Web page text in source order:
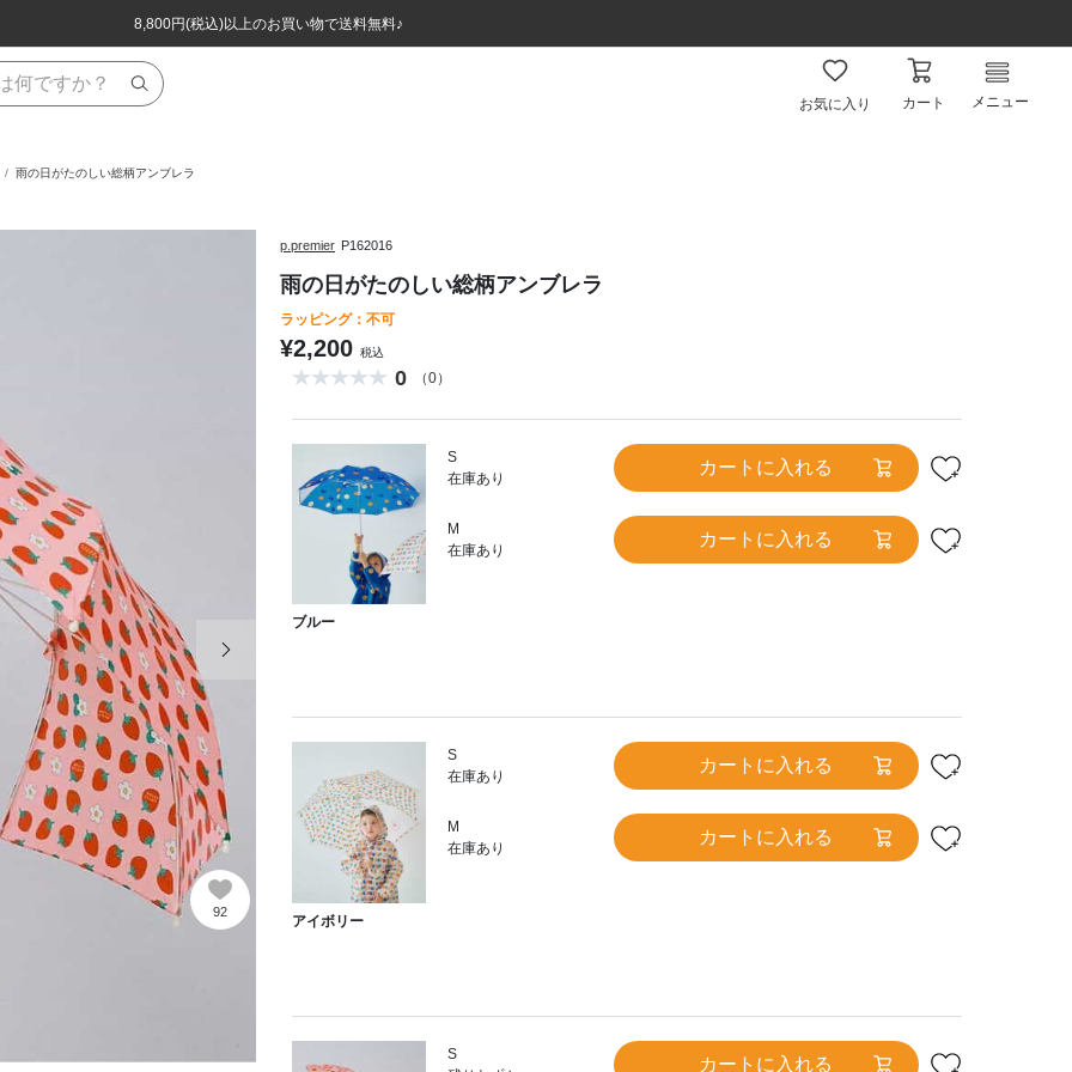
8,800円(税込)以上のお買い物で送料無料♪
ほぼ全品半額！！8/12(水)お昼12:59まで！！
8,800円(税込)以上のお買い物で送料無料♪
ほぼ全品半額！！8/12(水)お昼12:59まで！！
お気に入り カート メニュー
雨の日がたのしい総柄アンブレラ
92
p.premier P162016
雨の日がたのしい総柄アンブレラ
ラッピング：不可
¥2,200 税込
0 （0）
ブルー
S
在庫あり
カートに入れる
M
在庫あり
カートに入れる
アイボリー
S
在庫あり
カートに入れる
M
在庫あり
カートに入れる
S
カートに入れる